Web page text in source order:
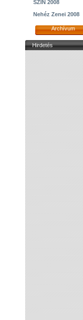
SZIN 2008
Nehéz Zenei 2008
Archívum
Hirdetés